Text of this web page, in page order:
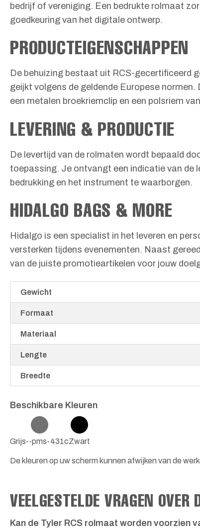
bedrijf of vereniging. Een bedrukte rolmaat
goedkeuring van het digitale ontwerp.
PRODUCTEIGENSCHAPPEN
De behuizing bestaat uit RCS-gecertificeerd
geijkt volgens de geldende Europese
een metalen broekriemclip en een polsriem
LEVERING & PRODUCTIE
De levertijd van de rolmaten wordt bepaald
toepassing. Je ontvangt een indicatie van de
bedrukking en het instrument te waarborgen.
HIDALGO BAGS & MORE
Hidalgo is een specialist in het leveren en
versterken tijdens evenementen. Naast
van de juiste promotieartikelen voor jouw
Gewicht
Formaat
Materiaal
Lengte
Breedte
Beschikbare Kleuren
Grijs--pms-431cZwart
De kleuren op uw scherm kunnen afwijken van de
VEELGESTELDE VRAGEN
Kan de Tyler RCS rolmaat worden voorzien